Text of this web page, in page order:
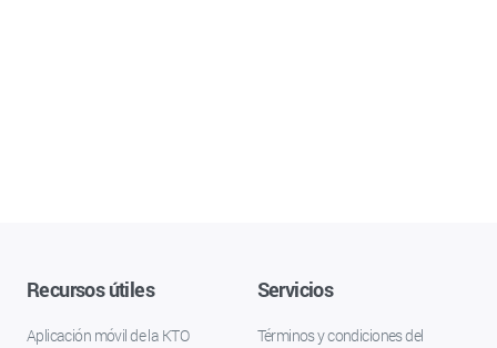
Recursos útiles
Aplicación móvil de la KTO
Servicios
Términos y condiciones del